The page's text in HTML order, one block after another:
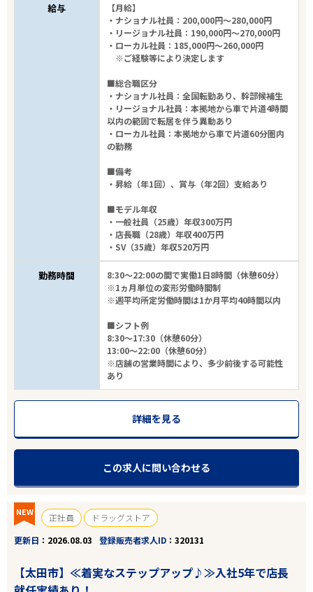
給与
【月給】
・ナショナル社員：200,000円～280,000円
・リージョナル社員：190,000円～270,000円
・ローカル社員：185,000円～260,000円
※ご経験等により決定します
■総合職区分
・ナショナル社員：全国転勤あり、幹部候補生
・リージョナル社員：本拠地から車で片道4時間
以内の範囲で転居を伴う異動あり
・ローカル社員：本拠地から車で片道60分圏内
の勤務
■備考
・昇給（年1回）、賞与（年2回）支給あり
■モデル年収
・一般社員（25歳）年収300万円
・店長職（28歳）年収400万円
・SV（35歳）年収520万円
勤務時間
8:30～22:00の間で実働1日8時間（休憩60分）
※1ヵ月単位の変形労働時間制
※週平均所定労働時間は1か月平均40時間以内
■シフト例
8:30～17:30（休憩60分）
13:00～22:00（休憩60分）
※店舗の営業時間により、多少前後する可能性
あり
詳細を見る
この求人に問い合わせる
NEW 正社員
ドラッグストア
更新日
2026.08.03 登録販売者求人ID 320131
【太田市】≪着実なステップアップ♪≫入社5年で店長